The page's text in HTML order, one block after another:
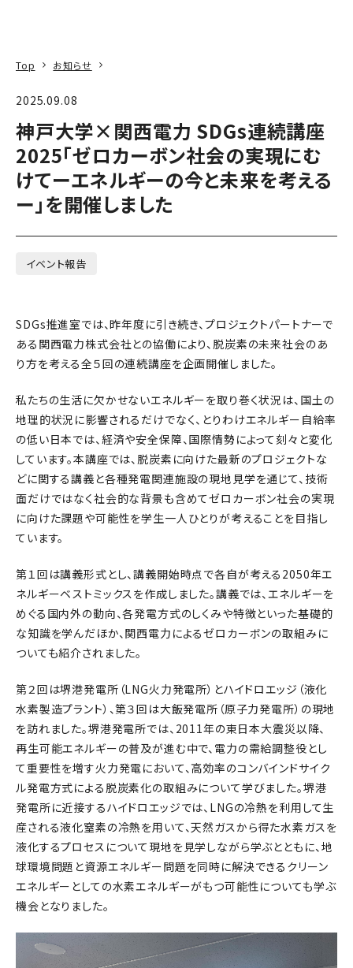
Top お知らせ
2025.09.08
神戸大学×関西電力 SDGs連続講座
2025「ゼロカーボン社会の実現にむ
けてーエネルギーの今と未来を考える
ー」を開催しました
イベント報告
SDGs推進室では、昨年度に引き続き、プロジェクトパートナーで
ある関西電力株式会社との協働により、脱炭素の未来社会のあ
り方を考える全５回の連続講座を企画開催しました。
私たちの生活に欠かせないエネルギーを取り巻く状況は、国土の
地理的状況に影響されるだけでなく、とりわけエネルギー自給率
の低い日本では、経済や安全保障、国際情勢によって刻々と変化
しています。本講座では、脱炭素に向けた最新のプロジェクトな
どに関する講義と各種発電関連施設の現地見学を通じて、技術
面だけではなく社会的な背景も含めてゼロカーボン社会の実現
に向けた課題や可能性を学生一人ひとりが考えることを目指し
ています。
第１回は講義形式とし、講義開始時点で各自が考える2050年エ
ネルギーベストミックスを作成しました。講義では、エネルギーを
めぐる国内外の動向、各発電方式のしくみや特徴といった基礎的
な知識を学んだほか、関西電力によるゼロカーボンの取組みに
ついても紹介されました。
第２回は堺港発電所（LNG火力発電所）とハイドロエッジ（液化
水素製造プラント）、第３回は大飯発電所（原子力発電所）の現地
を訪れました。堺港発電所では、2011年の東日本大震災以降、
再生可能エネルギーの普及が進む中で、電力の需給調整役とし
て重要性を増す火力発電において、高効率のコンバインドサイク
ル発電方式による脱炭素化の取組みについて学びました。堺港
発電所に近接するハイドロエッジでは、LNGの冷熱を利用して生
産される液化窒素の冷熱を用いて、天然ガスから得た水素ガスを
液化するプロセスについて現地を見学しながら学ぶとともに、地
球環境問題と資源エネルギー問題を同時に解決できるクリーン
エネルギーとしての水素エネルギーがもつ可能性についても学ぶ
機会となりました。